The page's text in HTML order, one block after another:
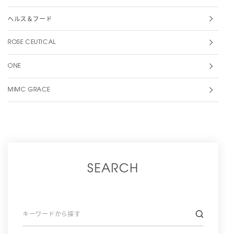
ヘルス＆フード
ROSE CEUTICAL
ONE
MiMC GRACE
SEARCH
キーワードから探す